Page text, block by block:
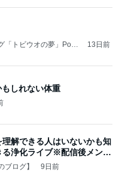
トビウオの夢」Pow
13日前
しれない体重
解できる人はいないかも知
る浄化ライブ※配信後メンバ
ログ】 9日前